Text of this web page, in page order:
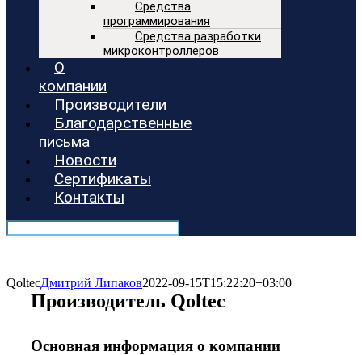
Средства
программирования
Средства разработки
микроконтроллеров
О
компании
Производители
Благодарственные
письма
Новости
Сертификаты
Контакты
QoltecДмитрий Липаков2022-09-15T15:22:20+03:00
Производитель Qoltec
Основная информация о компании